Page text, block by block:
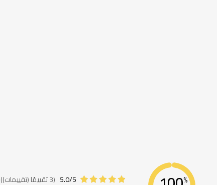
%
5.0/5 (3 تقييمًا (تقييمات))